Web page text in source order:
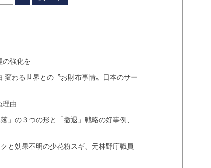
の強化を
変わる世界との〝お財布事情〟日本のサー
理由
」の３つの形と「撤退」戦略の好事例、
と効果不明の少花粉スギ、元林野庁職員